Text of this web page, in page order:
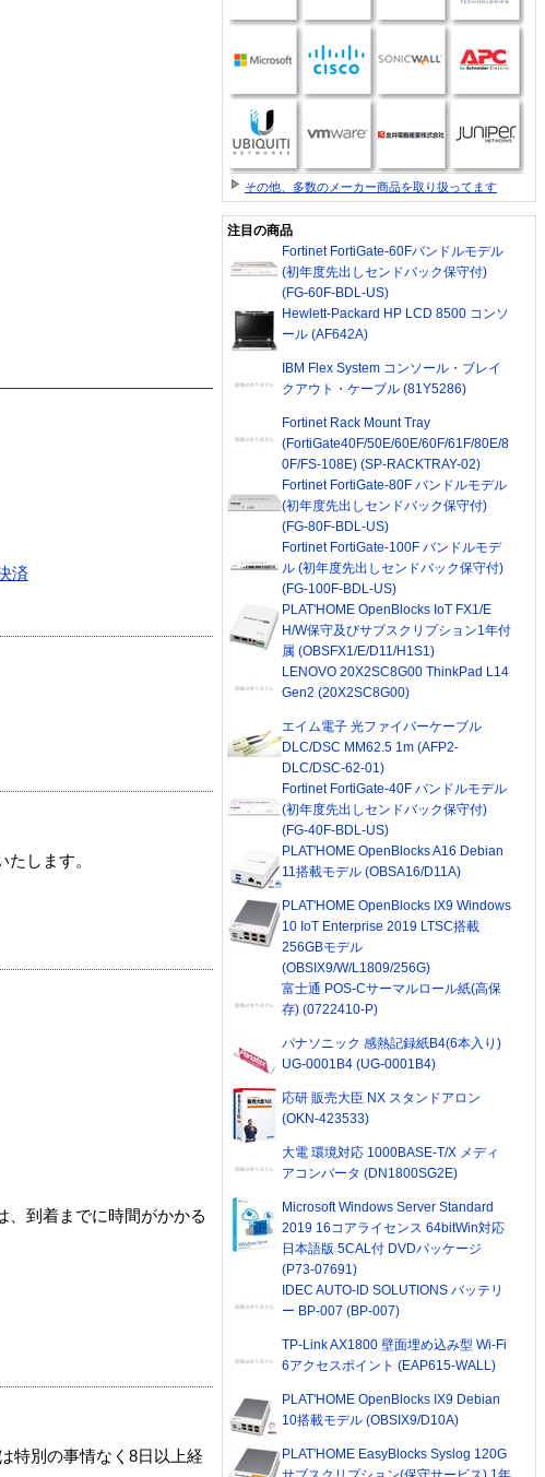
済
します。
、到着までに時間がかかる
特別の事情なく8日以上経
その他、多数のメーカー商品を取り扱ってます
注目の商品
Fortinet FortiGate-60Fバンドルモデル
(初年度先出しセンドバック保守付)
(FG-60F-BDL-US)
Hewlett-Packard HP LCD 8500 コンソ
ール (AF642A)
IBM Flex System コンソール・ブレイ
クアウト・ケーブル (81Y5286)
Fortinet Rack Mount Tray
(FortiGate40F/50E/60E/60F/61F/80E/8
0F/FS-108E) (SP-RACKTRAY-02)
Fortinet FortiGate-80F バンドルモデル
(初年度先出しセンドバック保守付)
(FG-80F-BDL-US)
Fortinet FortiGate-100F バンドルモデ
ル (初年度先出しセンドバック保守付)
(FG-100F-BDL-US)
PLAT'HOME OpenBlocks IoT FX1/E
H/W保守及びサブスクリプション1年付
属 (OBSFX1/E/D11/H1S1)
LENOVO 20X2SC8G00 ThinkPad L14
Gen2 (20X2SC8G00)
エイム電子 光ファイバーケーブル
DLC/DSC MM62.5 1m (AFP2-
DLC/DSC-62-01)
Fortinet FortiGate-40F バンドルモデル
(初年度先出しセンドバック保守付)
(FG-40F-BDL-US)
PLAT'HOME OpenBlocks A16 Debian
11搭載モデル (OBSA16/D11A)
PLAT'HOME OpenBlocks IX9 Windows
10 IoT Enterprise 2019 LTSC搭載
256GBモデル
(OBSIX9/W/L1809/256G)
富士通 POS-Cサーマルロール紙(高保
存) (0722410-P)
パナソニック 感熱記録紙B4(6本入り)
UG-0001B4 (UG-0001B4)
応研 販売大臣 NX スタンドアロン
(OKN-423533)
大電 環境対応 1000BASE-T/X メディ
アコンバータ (DN1800SG2E)
Microsoft Windows Server Standard
2019 16コアライセンス 64bitWin対応
日本語版 5CAL付 DVDパッケージ
(P73-07691)
IDEC AUTO-ID SOLUTIONS バッテリ
ー BP-007 (BP-007)
TP-Link AX1800 壁面埋め込み型 Wi-Fi
6アクセスポイント (EAP615-WALL)
PLAT'HOME OpenBlocks IX9 Debian
10搭載モデル (OBSIX9/D10A)
PLAT'HOME EasyBlocks Syslog 120G